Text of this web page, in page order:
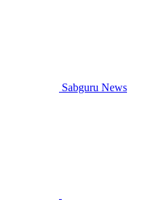
Sabguru News